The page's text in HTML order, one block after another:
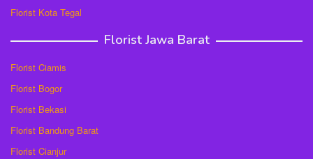
Florist Kota Tegal
Florist Jawa Barat
Florist Ciamis
Florist Bogor
Florist Bekasi
Florist Bandung Barat
Florist Cianjur